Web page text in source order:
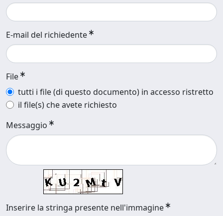
E-mail del richiedente
File
tutti i file (di questo documento) in accesso ristretto
il file(s) che avete richiesto
Messaggio
Inserire la stringa presente nell'immagine